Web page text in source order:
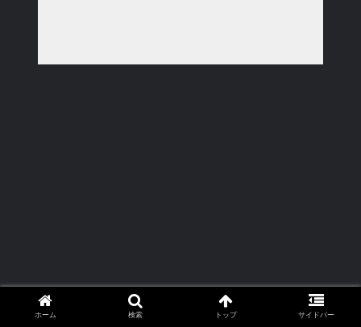
ホーム 検索 トップ サイドバー